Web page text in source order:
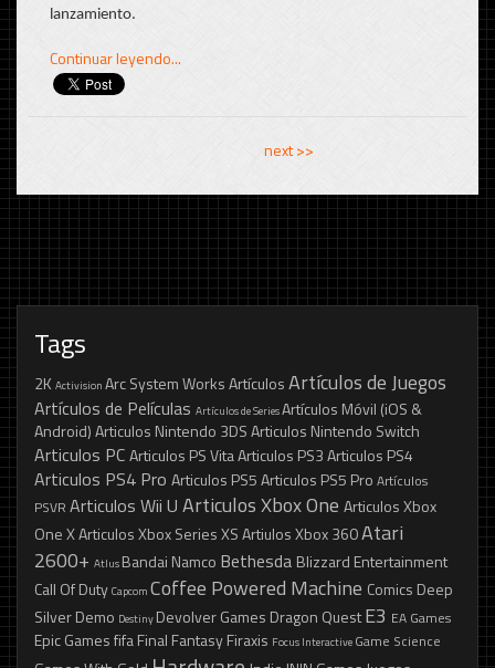
lanzamiento.
Continuar leyendo...
next >>
Tags
2K Activision Arc System WorksArtículosArtículos de Juegos
Artículos de Películas Artículos de SeriesArtículos Móvil (iOS &
Android)Articulos Nintendo 3DSArticulos Nintendo Switch
Articulos PCArticulos PS VitaArticulos PS3Articulos PS4
Articulos PS4 Pro Articulos PS5Articulos PS5 Pro Artículos
PSVR Articulos Wii U Articulos Xbox One Articulos Xbox
One XArticulos Xbox Series XSArtiulos Xbox 360Atari
2600+ Atlus Bandai Namco Bethesda Blizzard Entertainment
Call Of Duty Capcom Coffee Powered Machine Comics Deep
SilverDemo Destiny Devolver Games Dragon QuestE3 EA Games
Epic GamesfifaFinal FantasyFiraxis Focus Interactive Game Science